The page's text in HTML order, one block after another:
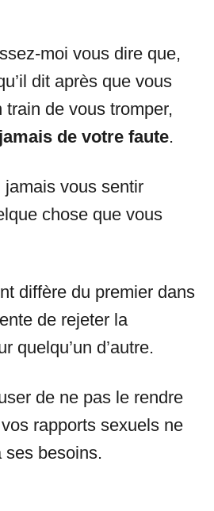
moi vous dire que,
dit après que vous
train de vous tromper,
de votre faute.
vous sentir
chose que vous
diffère du premier dans
de rejeter la
quelqu’un d’autre.
de ne pas le rendre
rapports sexuels ne
ses besoins.